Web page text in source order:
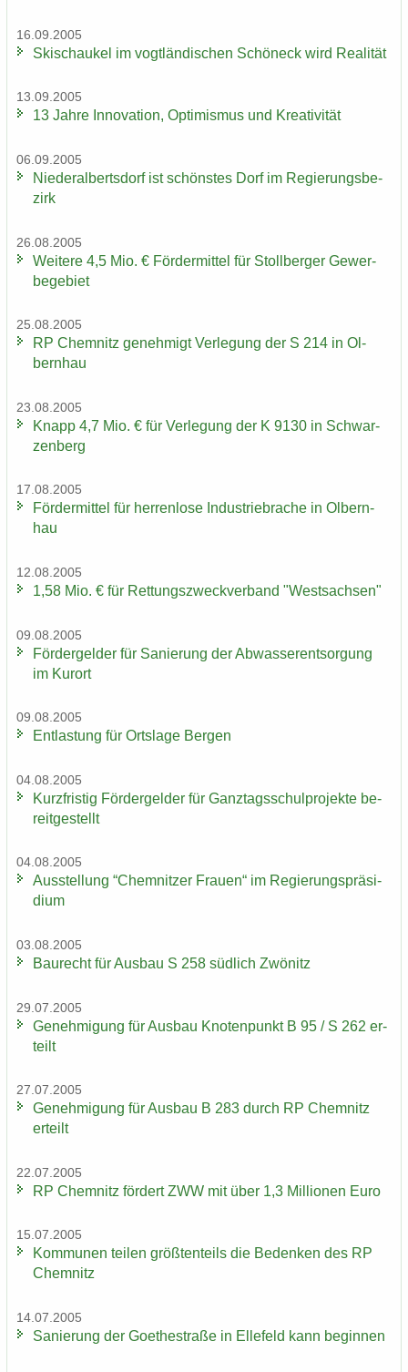
16.09.2005
Ski­schau­kel im vogt­län­di­schen Schöneck wird Rea­li­tät
13.09.2005
13 Jahre In­no­va­ti­on, Op­ti­mis­mus und Krea­ti­vi­tät
06.09.2005
Nie­der­al­berts­dorf ist schöns­tes Dorf im Re­gie­rungs­be­
zirk
26.08.2005
Wei­te­re 4,5 Mio. € För­der­mit­tel für Stoll­ber­ger Ge­wer­
be­ge­biet
25.08.2005
RP Chem­nitz ge­neh­migt Ver­le­gung der S 214 in Ol­
bern­hau
23.08.2005
Knapp 4,7 Mio. € für Ver­le­gung der K 9130 in Schwar­
zen­berg
17.08.2005
För­der­mit­tel für her­ren­lo­se In­dus­trie­bra­che in Ol­bern­
hau
12.08.2005
1,58 Mio. € für Ret­tungs­zweck­ver­band "West­sach­sen"
09.08.2005
För­der­gel­der für Sa­nie­rung der Ab­was­ser­ent­sor­gung
im Kur­ort
09.08.2005
Ent­las­tung für Orts­la­ge Ber­gen
04.08.2005
Kurz­fris­tig För­der­gel­der für Ganz­tags­schul­pro­jek­te be­
reit­ge­stellt
04.08.2005
Aus­stel­lung “Chem­nit­zer Frau­en“ im Re­gie­rungs­prä­si­
di­um
03.08.2005
Bau­recht für Aus­bau S 258 süd­lich Zwö­nitz
29.07.2005
Ge­neh­mi­gung für Aus­bau Kno­ten­punkt B 95 / S 262 er­
teilt
27.07.2005
Ge­neh­mi­gung für Aus­bau B 283 durch RP Chem­nitz
er­teilt
22.07.2005
RP Chem­nitz för­dert ZWW mit über 1,3 Mil­lio­nen Euro
15.07.2005
Kom­mu­nen tei­len größ­ten­teils die Be­den­ken des RP
Chem­nitz
14.07.2005
Sa­nie­rung der Goe­the­stra­ße in El­le­feld kann be­gin­nen